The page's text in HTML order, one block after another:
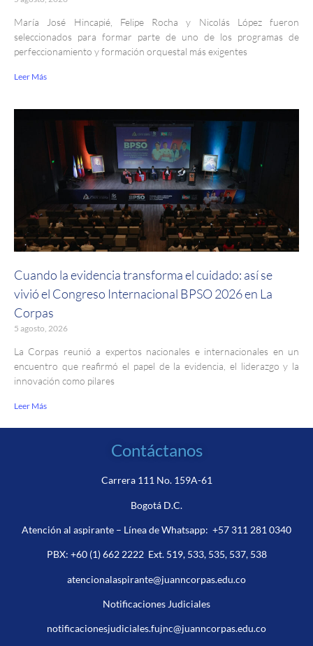
María José Hincapié, Felipe Rocha y Nicolás López fueron
seleccionados para formar parte de uno de los programas de
perfeccionamiento y formación orquestal más exigentes
Leer Más
Cuando la evidencia transforma el cuidado: así se
vivió el Congreso Internacional BPSO 2026 en La
Corpas
5 agosto, 2026
La Corpas reunió a expertos nacionales e internacionales en un
encuentro que reafirmó el papel de la evidencia, el liderazgo y la
innovación como pilares
Leer Más
Contáctanos
Carrera 111 No. 159A-61
Bogotá D.C.
Atención al aspirante – Línea de Whatsapp: +57 311 281 0340
PBX: +60 (1) 662 2222Ext. 519, 533, 535, 537, 538
atencionalaspirante@juanncorpas.edu.co
Notificaciones Judiciales
notificacionesjudiciales.fujnc@juanncorpas.edu.co